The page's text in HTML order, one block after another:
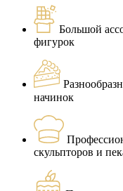
Большой
фигурок
начинок
скульпторов и